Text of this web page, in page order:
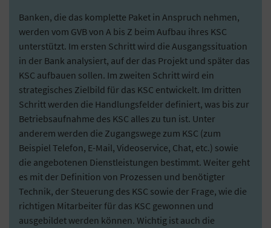
Banken, die das komplette Paket in Anspruch nehmen,
werden vom GVB von A bis Z beim Aufbau ihres KSC
unterstützt. Im ersten Schritt wird die Ausgangssituation
in der Bank analysiert, auf der das Projekt und später das
KSC aufbauen sollen. Im zweiten Schritt wird ein
strategisches Zielbild für das KSC entwickelt. Im dritten
Schritt werden die Handlungsfelder definiert, was bis zur
Betriebsaufnahme des KSC alles zu tun ist. Unter
anderem werden die Zugangswege zum KSC (zum
Beispiel Telefon, E-Mail, Videoservice, Chat, etc.) sowie
die angebotenen Dienstleistungen bestimmt. Weiter geht
es mit der Definition von Prozessen und benötigter
Technik, der Steuerung des KSC sowie der Frage, wie die
richtigen Mitarbeiter für das KSC gewonnen und
ausgebildet werden können. Wichtig ist auch die